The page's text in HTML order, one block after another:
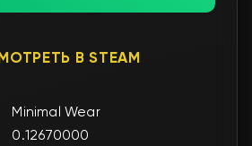
В STEAM
Minimal Wear
0.12670000